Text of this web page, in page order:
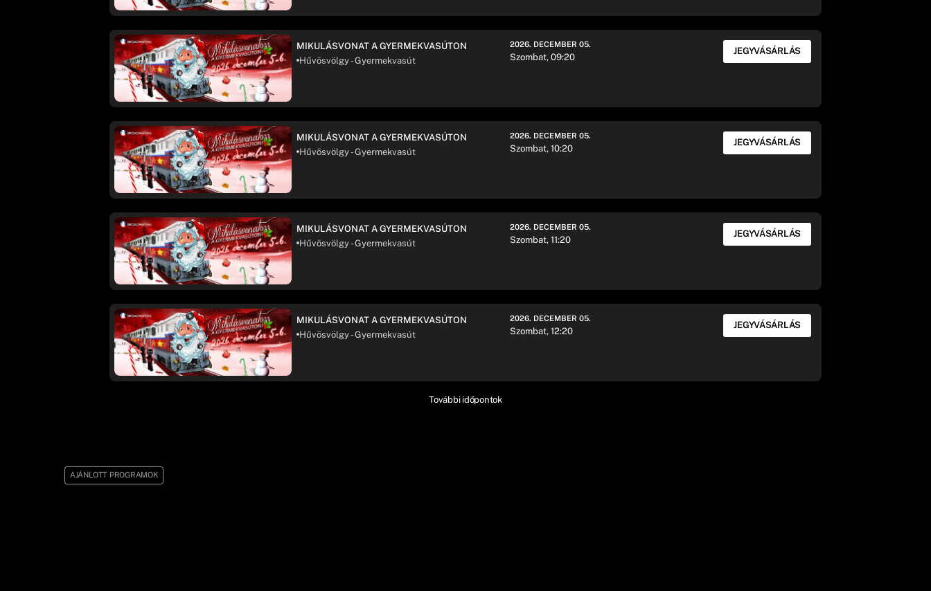
MIKULÁSVONAT A GYERMEKVASÚTON
Hűvösvölgy - Gyermekvasút
2026. DECEMBER 05.
Szombat, 09:20
JEGYVÁSÁRLÁS
MIKULÁSVONAT A GYERMEKVASÚTON
Hűvösvölgy - Gyermekvasút
2026. DECEMBER 05.
Szombat, 10:20
JEGYVÁSÁRLÁS
MIKULÁSVONAT A GYERMEKVASÚTON
Hűvösvölgy - Gyermekvasút
2026. DECEMBER 05.
Szombat, 11:20
JEGYVÁSÁRLÁS
MIKULÁSVONAT A GYERMEKVASÚTON
Hűvösvölgy - Gyermekvasút
2026. DECEMBER 05.
Szombat, 12:20
JEGYVÁSÁRLÁS
További időpontok
AJÁNLOTT PROGRAMOK